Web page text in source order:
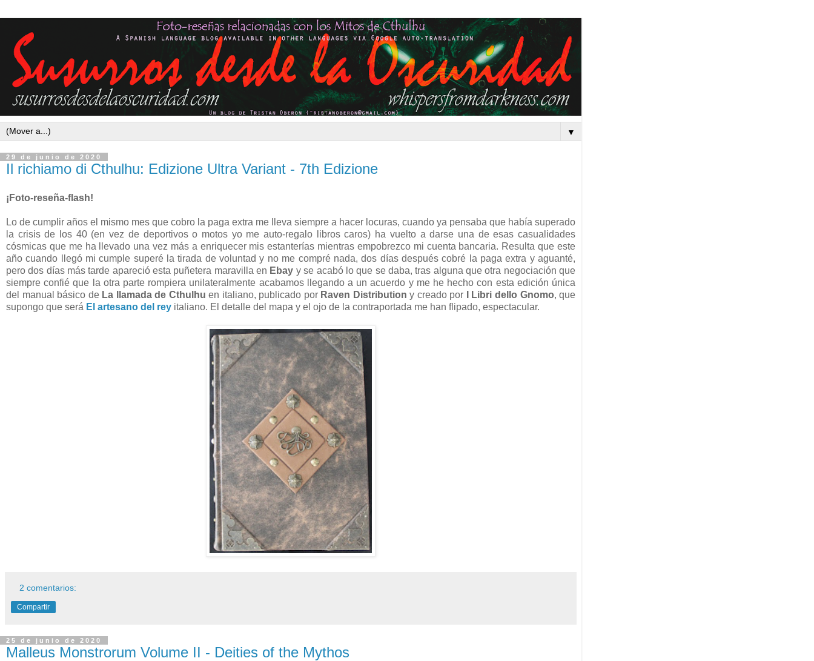
▼
29 de junio de 2020
Il richiamo di Cthulhu: Edizione Ultra Variant - 7th Edizione
¡Foto-reseña-flash!
Lo de cumplir años el mismo mes que cobro la paga extra me lleva siempre a hacer locuras, cuando ya pensaba que había superado
la crisis de los 40 (en vez de deportivos o motos yo me auto-regalo libros caros) ha vuelto a darse una de esas casualidades
cósmicas que me ha llevado una vez más a enriquecer mis estanterías mientras empobrezco mi cuenta bancaria. Resulta que este
año cuando llegó mi cumple superé la tirada de voluntad y no me compré nada, dos días después cobré la paga extra y aguanté,
pero dos días más tarde apareció esta puñetera maravilla en Ebay y se acabó lo que se daba, tras alguna que otra negociación que
siempre confié que la otra parte rompiera unilateralmente acabamos llegando a un acuerdo y me he hecho con esta edición única
del manual básico de La llamada de Cthulhu en italiano, publicado por Raven Distribution y creado por I Libri dello Gnomo, que
supongo que será El artesano del rey italiano. El detalle del mapa y el ojo de la contraportada me han flipado, espectacular.
2 comentarios:
Compartir
25 de junio de 2020
Malleus Monstrorum Volume II - Deities of the Mythos